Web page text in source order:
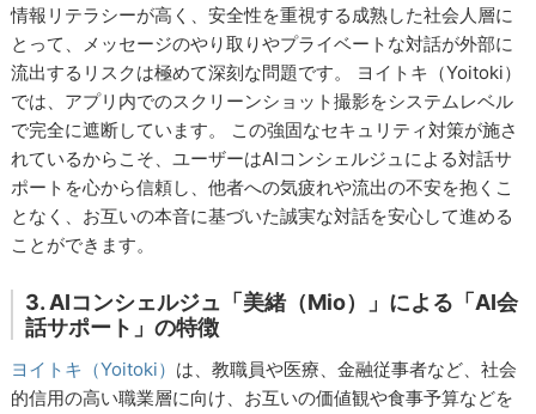
情報リテラシーが高く、安全性を重視する成熟した社会人層に
とって、メッセージのやり取りやプライベートな対話が外部に
流出するリスクは極めて深刻な問題です。 ヨイトキ（Yoitoki）
では、アプリ内でのスクリーンショット撮影をシステムレベル
で完全に遮断しています。 この強固なセキュリティ対策が施さ
れているからこそ、ユーザーはAIコンシェルジュによる対話サ
ポートを心から信頼し、他者への気疲れや流出の不安を抱くこ
となく、お互いの本音に基づいた誠実な対話を安心して進める
ことができます。
3. AIコンシェルジュ「美緒（Mio）」による「AI会
話サポート」の特徴
ヨイトキ（Yoitoki） は、教職員や医療、金融従事者など、社会
的信用の高い職業層に向け、お互いの価値観や食事予算などを